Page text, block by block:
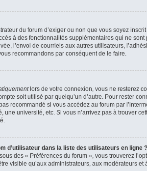
du forum d’exiger ou non que vous soyez
à des fonctionnalités supplémentaires qui ne
l’envoi de courriels aux autres utilisateurs,
recommandons par conséquent de le faire.
lors de votre connexion, vous ne resterez
soit utilisé par quelqu’un d’autre. Pour rester
recommandé si vous accédez au forum par
université, etc. Si vous n’arrivez pas à trouver
d’utilisateur dans la liste des utilisateurs en ligne ?
des « Préférences du forum », vous trouverez
visible qu’aux administrateurs, aux modérateurs et